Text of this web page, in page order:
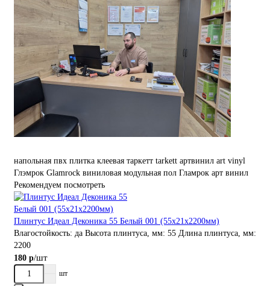
напольная пвх плитка клеевая таркетт tarkett артвинил art vinyl
Глэмрок Glamrock виниловая модульная пол Гламрок арт винил
Рекомендуем посмотреть
Плинтус Идеал Деконика 55 Белый 001 (55х21х2200мм)
Влагостойкость: да Высота плинтуса, мм: 55 Длина плинтуса, мм:
2200
180 р/шт
шт